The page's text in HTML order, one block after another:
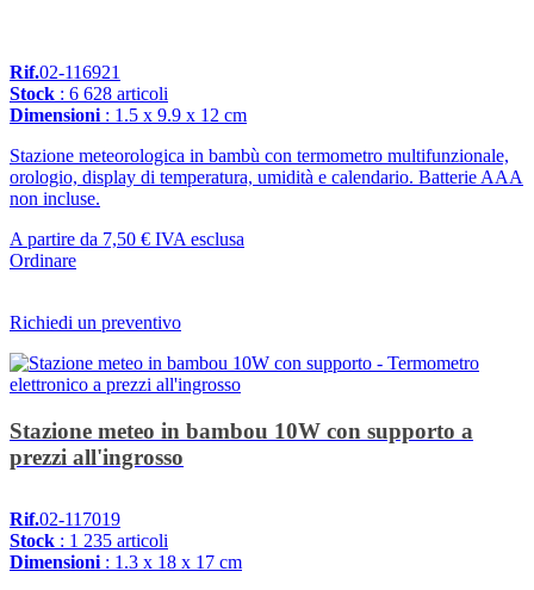
Rif.02-116921
Stock : 6 628 articoli
Dimensioni: 1.5 x 9.9 x 12 cm
Stazione meteorologica in bambù con termometro multifunzionale,
orologio, display di temperatura, umidità e calendario. Batterie AAA
non incluse.
A partire da 7,50 € IVA esclusa
Ordinare
Richiedi un preventivo
Stazione meteo in bambou 10W con supporto a
prezzi all'ingrosso
Rif.02-117019
Stock : 1 235 articoli
Dimensioni : 1.3 x 18 x 17 cm